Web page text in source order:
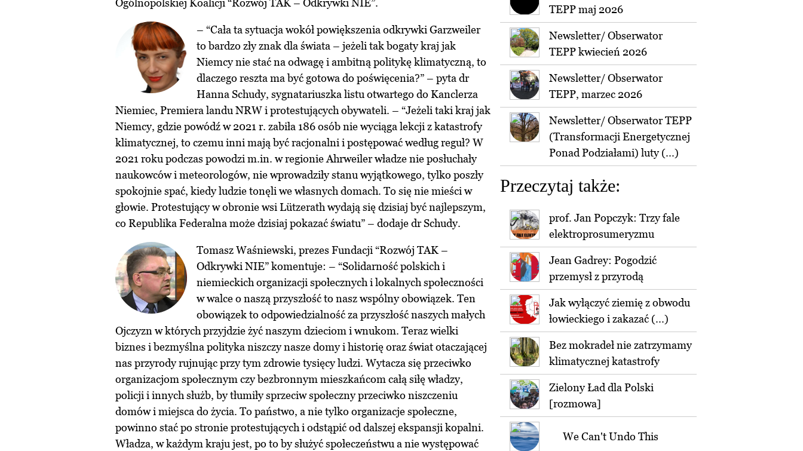
Ogólnopolskiej Koalicji “Rozwój TAK – Odkrywki NIE”.
– “Cała ta sytuacja wokół powiększenia odkrywki Garzweiler
to bardzo zły znak dla świata – jeżeli tak bogaty kraj jak
Niemcy nie stać na odwagę i ambitną politykę klimatyczną, to
dlaczego reszta ma być gotowa do poświęcenia?” – pyta dr
Hanna Schudy, sygnatariuszka listu otwartego do Kanclerza
Niemiec, Premiera landu NRW i protestujących obywateli. – “Jeżeli taki kraj jak
Niemcy, gdzie powódź w 2021 r. zabiła 186 osób nie wyciąga lekcji z katastrofy
klimatycznej, to czemu inni mają być racjonalni i postępować według reguł? W
2021 roku podczas powodzi m.in. w regionie Ahrweiler władze nie posłuchały
naukowców i meteorologów, nie wprowadziły stanu wyjątkowego, tylko poszły
spokojnie spać, kiedy ludzie tonęli we własnych domach. To się nie mieści w
głowie. Protestujący w obronie wsi Lützerath wydają się dzisiaj być najlepszym,
co Republika Federalna może dzisiaj pokazać światu” – dodaje dr Schudy.
Tomasz Waśniewski, prezes Fundacji “Rozwój TAK –
Odkrywki NIE” komentuje: – “Solidarność polskich i
niemieckich organizacji społecznych i lokalnych społeczności
w walce o naszą przyszłość to nasz wspólny obowiązek. Ten
obowiązek to odpowiedzialność za przyszłość naszych małych
Ojczyzn w których przyjdzie żyć naszym dzieciom i wnukom. Teraz wielki
biznes i bezmyślna polityka niszczy nasze domy i historię oraz świat otaczającej
nas przyrody rujnując przy tym zdrowie tysięcy ludzi. Wytacza się przeciwko
organizacjom społecznym czy bezbronnym mieszkańcom całą siłę władzy,
policji i innych służb, by tłumiły sprzeciw społeczny przeciwko niszczeniu
domów i miejsca do życia. To państwo, a nie tylko organizacje społeczne,
powinno stać po stronie protestujących i odstąpić od dalszej ekspansji kopalni.
Władza, w każdym kraju jest, po to by służyć społeczeństwu a nie występować
TEPP maj 2026
Newsletter/ Obserwator
TEPP kwiecień 2026
Newsletter/ Obserwator
TEPP, marzec 2026
Newsletter/ Obserwator TEPP
(Transformacji Energetycznej
Ponad Podziałami) luty (...)
Przeczytaj także:
prof. Jan Popczyk: Trzy fale
elektroprosumeryzmu
Jean Gadrey: Pogodzić
przemysł z przyrodą
Jak wyłączyć ziemię z obwodu
łowieckiego i zakazać (...)
Bez mokradeł nie zatrzymamy
klimatycznej katastrofy
Zielony Ład dla Polski
[rozmowa]
We Can't Undo This